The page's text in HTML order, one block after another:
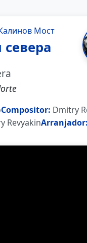
Мост
Compositor: Dmitry
RevyakinArranjador: